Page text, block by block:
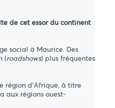
de cet essor du continent
social à Maurice. Des
(roadshows) plus fréquentes
région d'Afrique, à titre
aux régions ouest-